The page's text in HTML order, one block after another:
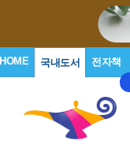
HOME 국내도서 전자책